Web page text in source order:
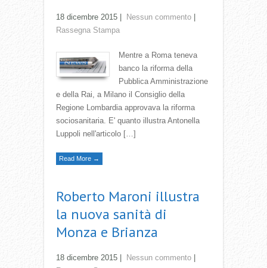
18 dicembre 2015 Nessun commento
Rassegna Stampa
Mentre a Roma teneva
banco la riforma della
Pubblica Amministrazione
e della Rai, a Milano il Consiglio della
Regione Lombardia approvava la riforma
sociosanitaria. E' quanto illustra Antonella
Luppoli nell'articolo […]
Read More →
Roberto Maroni illustra
la nuova sanità di
Monza e Brianza
18 dicembre 2015 Nessun commento